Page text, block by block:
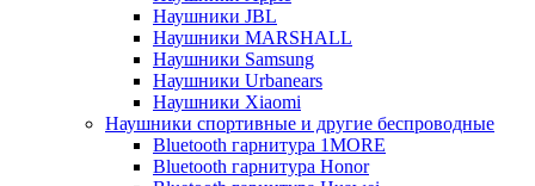
Наушники JBL
Наушники MARSHALL
Наушники Samsung
Наушники Urbanears
Наушники Xiaomi
Наушники спортивные и другие беспроводные
Bluetooth гарнитура 1MORE
Bluetooth гарнитура Honor